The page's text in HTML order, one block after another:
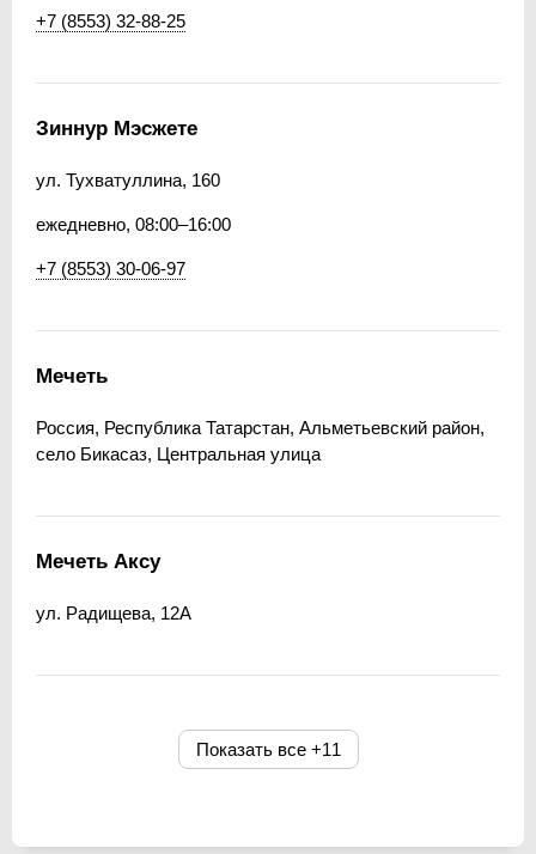
+7 (8553) 32-88-25
Зиннур Мэсжете
ул. Тухватуллина, 160
ежедневно, 08:00–16:00
+7 (8553) 30-06-97
Мечеть
Россия, Республика Татарстан, Альметьевский район,
село Бикасаз, Центральная улица
Мечеть Аксу
ул. Радищева, 12А
Показать все +11